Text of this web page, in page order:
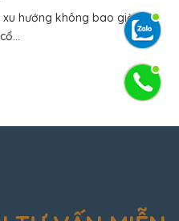
hướng không bao giờ lỗi